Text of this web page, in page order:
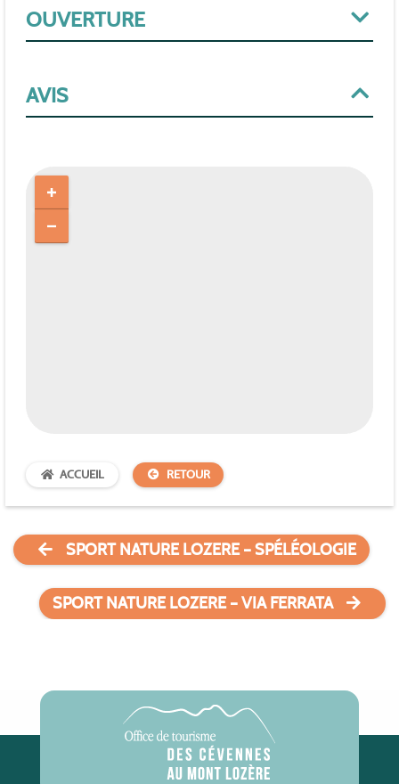
OUVERTURE
AVIS
ACCUEIL RETOUR
SPORT NATURE LOZERE – SPÉLÉOLOGIE
SPORT NATURE LOZERE – VIA FERRATA